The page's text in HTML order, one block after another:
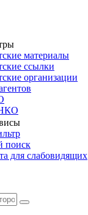
материалы
ссылки
организации
поиск
для слабовидящих